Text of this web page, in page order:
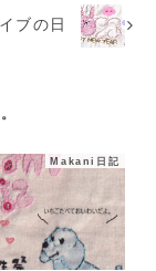
ブの日
Makani日記